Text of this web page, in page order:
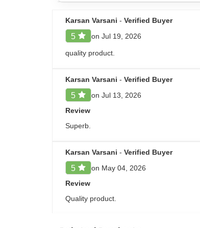
தலைச்சுற்றல்
அரிதாக, கல்லீரல் பிரச்சினைகள் அல்லது
போன்றவை இருந்தால் உடனே உங்கள்
Rosze Rosuvastatin 5
Rosze 5 Tablet பயன்படுத்துவதற்கு முன்,
மற்றும் பாலூட்டும் காலத்தில் இந்த மருந்து
ஆபத்தை அதிகரிக்கலாம். இந்த மருந்தை
அடிக்கடி கேட்கப்படும் கேள்விகள்
Q1. Rosze 5 Tablet-இல் உள்ள
Ans.Rosze 5 Tablet-இல் உள்ள செயலில்
Karsan Varsani - Verified Buyer
5 on Jul 19, 2026
quality product.
Karsan Varsani - Verified Buyer
5
on Jul 13, 2026
Review
Superb.
Karsan Varsani - Verified Buyer
5
on May 04, 2026
Review
Quality product.